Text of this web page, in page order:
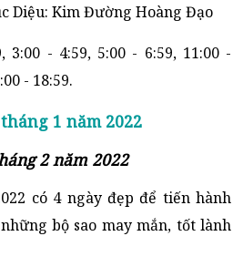
Diệu: Kim Đường Hoàng Đạo
3:00 - 4:59, 5:00 - 6:59, 11:00 -
- 18:59.
1 năm 2022
2 năm 2022
có 4 ngày đẹp để tiến hành
bộ sao may mắn, tốt lành